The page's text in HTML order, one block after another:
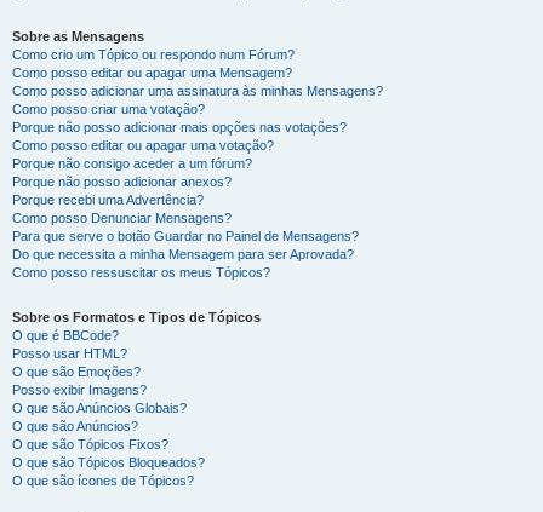
Sobre as Mensagens
Como crio um Tópico ou respondo num Fórum?
Como posso editar ou apagar uma Mensagem?
Como posso adicionar uma assinatura às minhas Mensagens?
Como posso criar uma votação?
Porque não posso adicionar mais opções nas votações?
Como posso editar ou apagar uma votação?
Porque não consigo aceder a um fórum?
Porque não posso adicionar anexos?
Porque recebi uma Advertência?
Como posso Denunciar Mensagens?
Para que serve o botão Guardar no Painel de Mensagens?
Do que necessita a minha Mensagem para ser Aprovada?
Como posso ressuscitar os meus Tópicos?
Sobre os Formatos e Tipos de Tópicos
O que é BBCode?
Posso usar HTML?
O que são Emoções?
Posso exibir Imagens?
O que são Anúncios Globais?
O que são Anúncios?
O que são Tópicos Fixos?
O que são Tópicos Bloqueados?
O que são ícones de Tópicos?